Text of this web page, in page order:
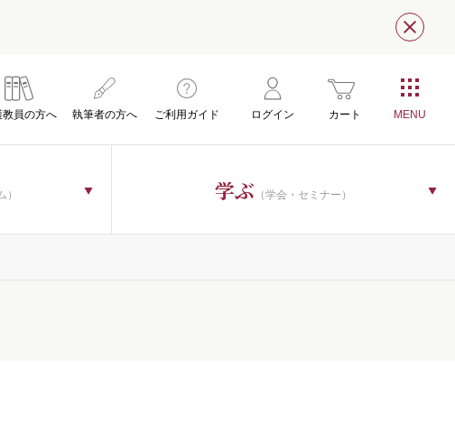
閉じ
教員の方へ 執筆者の方へ ご利用ガイド ログイン カート
） 学ぶ （学会・セミナー）